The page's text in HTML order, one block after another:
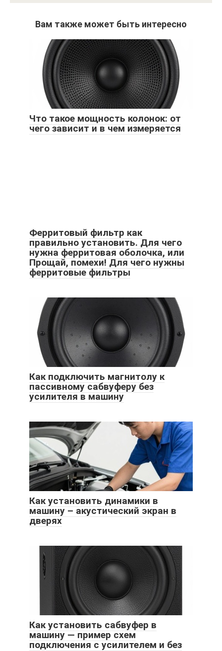
Вам также может быть интересно
Что такое мощность колонок: от
чего зависит и в чем измеряется
Ферритовый фильтр как
правильно установить. Для чего
нужна ферритовая оболочка, или
Прощай, помехи! Для чего нужны
ферритовые фильтры
Как подключить магнитолу к
пассивному сабвуферу без
усилителя в машину
Как установить динамики в
машину – акустический экран в
дверях
Как установить сабвуфер в
машину — пример схем
подключения с усилителем и без